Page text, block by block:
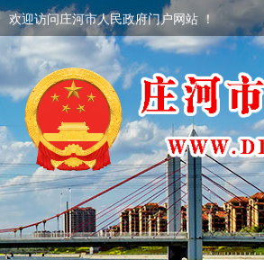
欢迎访问庄河市人民政府门户网站 ！